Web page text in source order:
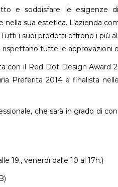
e soddisfare le esigenze
sua estetica. L’azienda
i suoi prodotti offrono i più
tutte le approvazioni
con il Red Dot Design Award
Preferita 2014 e finalista
che sarà in grado di
19., venerdì dalle 10 al 17h.)